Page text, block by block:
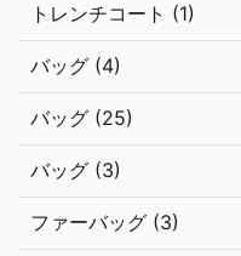
トレンチコート (1)
バッグ (4)
バッグ (25)
バッグ (3)
ファーバッグ (3)